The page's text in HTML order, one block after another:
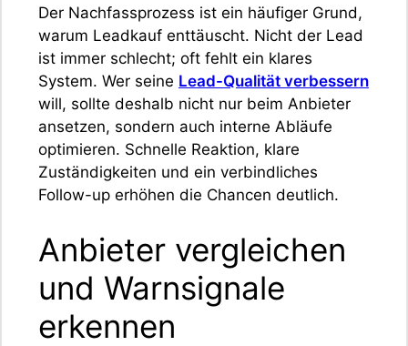
Der Nachfassprozess ist ein häufiger Grund,
warum Leadkauf enttäuscht. Nicht der Lead
ist immer schlecht; oft fehlt ein klares
System. Wer seine Lead-Qualität verbessern
will, sollte deshalb nicht nur beim Anbieter
ansetzen, sondern auch interne Abläufe
optimieren. Schnelle Reaktion, klare
Zuständigkeiten und ein verbindliches
Follow-up erhöhen die Chancen deutlich.
Anbieter vergleichen
und Warnsignale
erkennen